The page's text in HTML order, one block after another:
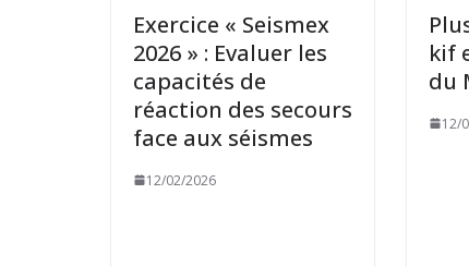
Exercice « Seismex
2026 » : Evaluer les
capacités de
réaction des secours
face aux séismes
12/02/2026
kif
du
12/